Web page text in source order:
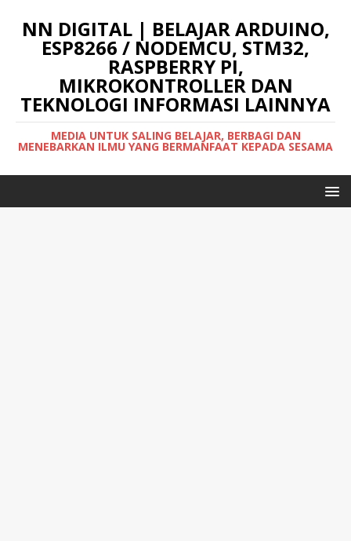
NN DIGITAL | BELAJAR ARDUINO,
ESP8266 / NODEMCU, STM32,
RASPBERRY PI,
MIKROKONTROLLER DAN
TEKNOLOGI INFORMASI LAINNYA
MEDIA UNTUK SALING BELAJAR, BERBAGI DAN
MENEBARKAN ILMU YANG BERMANFAAT KEPADA SESAMA